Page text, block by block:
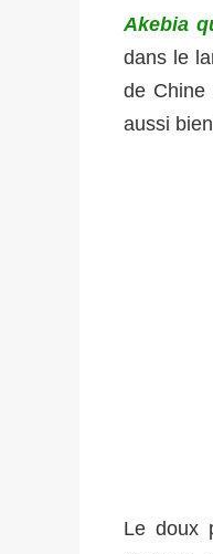
Akebia
dans le
de Chine
aussi
Le doux